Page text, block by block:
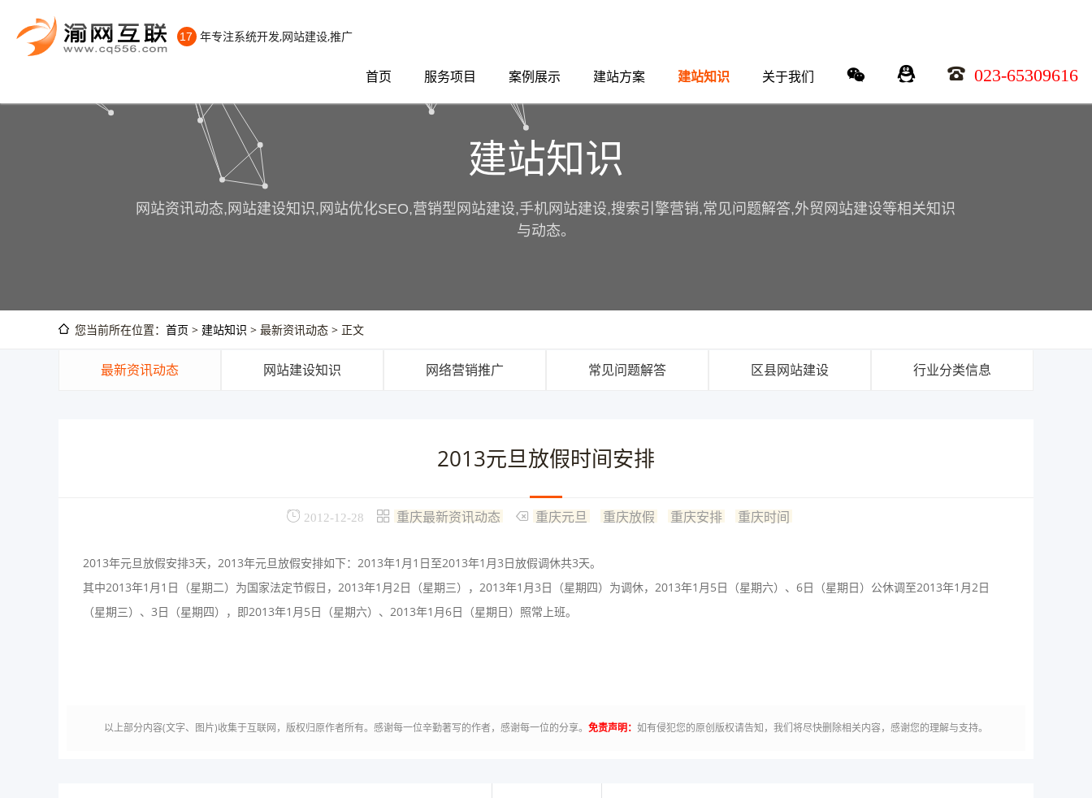
17 年专注系统开发,网站建设,推广
首页 服务项目 案例展示 建站方案 建站知识 关于我们 023-65309616
建站知识
网站资讯动态,网站建设知识,网站优化SEO,营销型网站建设,手机网站建设,搜索引擎营销,常见问题解答,外贸网站建设等相关知识
与动态。
您当前所在位置： 首页 > 建站知识 > 最新资讯动态 > 正文
最新资讯动态 网站建设知识 网络营销推广 常见问题解答 区县网站建设 行业分类信息
2013元旦放假时间安排
2012-12-28 重庆最新资讯动态 重庆元旦 重庆放假 重庆安排 重庆时间
2013年元旦放假安排3天，2013年元旦放假安排如下：2013年1月1日至2013年1月3日放假调休共3天。
其中2013年1月1日（星期二）为国家法定节假日，2013年1月2日（星期三），2013年1月3日（星期四）为调休，2013年1月5日（星期六）、6日（星期日）公休调至2013年1月2日
（星期三）、3日（星期四），即2013年1月5日（星期六）、2013年1月6日（星期日）照常上班。
以上部分内容(文字、图片)收集于互联网，版权归原作者所有。感谢每一位辛勤著写的作者，感谢每一位的分享。 免责声明： 如有侵犯您的原创版权请告知，我们将尽快删除相关内容，感谢您的理解与支持。